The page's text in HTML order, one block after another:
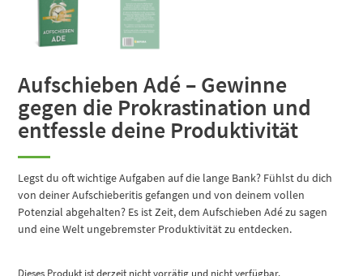
Aufschieben Adé – Gewinne
gegen die Prokrastination und
entfessle deine Produktivität
Legst du oft wichtige Aufgaben auf die lange Bank? Fühlst du dich
von deiner Aufschieberitis gefangen und von deinem vollen
Potenzial abgehalten? Es ist Zeit, dem Aufschieben Adé zu sagen
und eine Welt ungebremster Produktivität zu entdecken.
Dieses Produkt ist derzeit nicht vorrätig und nicht verfügbar.